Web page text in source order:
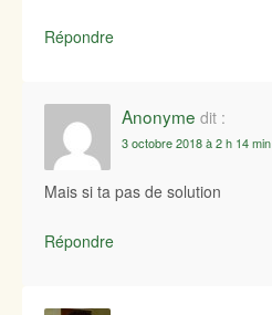
Répondre
Anonyme dit :
3 octobre 2018 à 2 h 14 min
Mais si ta pas de solution
Répondre